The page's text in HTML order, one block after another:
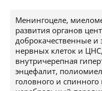
Менингоцеле,
развития органов
доброкачественные и
нервных клеток и
внутричерепная
энцефалит,
головного и спинного